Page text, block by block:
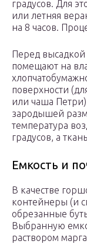
градусов. Для
или летняя
на 8 часов.
Перед
помещают на
поверхности
или чаша
зародышей
температура
градусов, а
Емкость и
В качестве
контейнеры (и
обрезанные
Выбранную
раствором